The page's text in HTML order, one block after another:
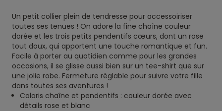
Un petit collier plein de tendresse pour accessoiriser
toutes ses tenues ! On adore la fine chaîne couleur
dorée et les trois petits pendentifs cœurs, dont un rose
tout doux, qui apportent une touche romantique et fun.
Facile à porter au quotidien comme pour les grandes
occasions, il se glisse aussi bien sur un tee-shirt que sur
une jolie robe. Fermeture réglable pour suivre votre fille
dans toutes ses aventures !
Coloris chaîne et pendentifs : couleur dorée avec
détails rose et blanc